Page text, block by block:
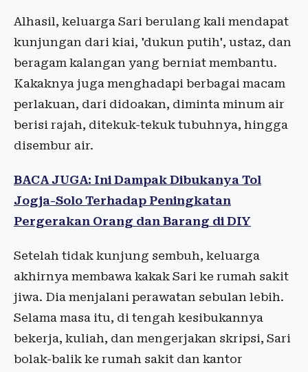
Alhasil, keluarga Sari berulang kali mendapat
kunjungan dari kiai, 'dukun putih', ustaz, dan
beragam kalangan yang berniat membantu.
Kakaknya juga menghadapi berbagai macam
perlakuan, dari didoakan, diminta minum air
berisi rajah, ditekuk-tekuk tubuhnya, hingga
disembur air.
BACA JUGA: Ini Dampak Dibukanya Tol
Jogja-Solo Terhadap Peningkatan
Pergerakan Orang dan Barang di DIY
Setelah tidak kunjung sembuh, keluarga
akhirnya membawa kakak Sari ke rumah sakit
jiwa. Dia menjalani perawatan sebulan lebih.
Selama masa itu, di tengah kesibukannya
bekerja, kuliah, dan mengerjakan skripsi, Sari
bolak-balik ke rumah sakit dan kantor